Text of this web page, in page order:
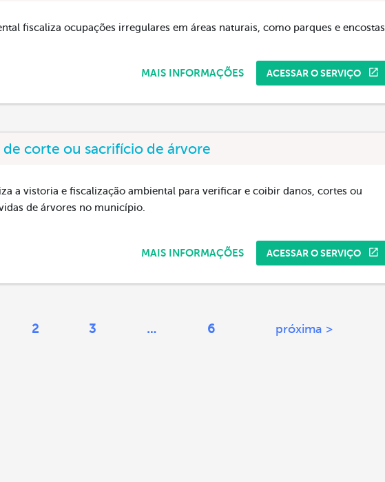
fiscaliza ocupações irregulares em áreas naturais, como parques e encostas.
ACESSAR O SERVIÇO
MAIS INFORMAÇÕES
de corte ou sacrifício de árvore
a vistoria e fiscalização ambiental para verificar e coibir danos, cortes ou
de árvores no município.
ACESSAR O SERVIÇO
MAIS INFORMAÇÕES
2 3 … 6 próxima >